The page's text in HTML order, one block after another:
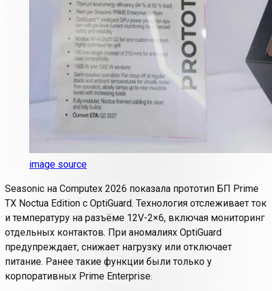
image source
Seasonic на Computex 2026 показала прототип БП Prime
TX Noctua Edition с OptiGuard. Технология отслеживает ток
и температуру на разъёме 12V-2×6, включая мониторинг
отдельных контактов. При аномалиях OptiGuard
предупреждает, снижает нагрузку или отключает
питание. Ранее такие функции были только у
корпоративных Prime Enterprise.